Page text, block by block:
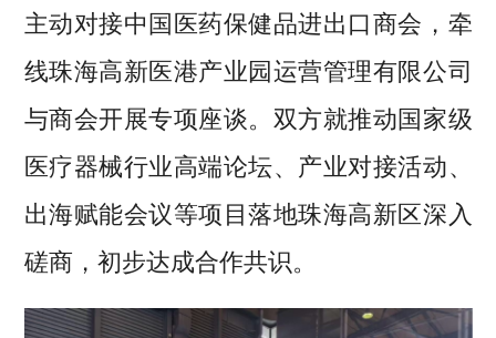
主动对接中国医药保健品进出口商会，牵
线珠海高新医港产业园运营管理有限公司
与商会开展专项座谈。双方就推动国家级
医疗器械行业高端论坛、产业对接活动、
出海赋能会议等项目落地珠海高新区深入
磋商，初步达成合作共识。